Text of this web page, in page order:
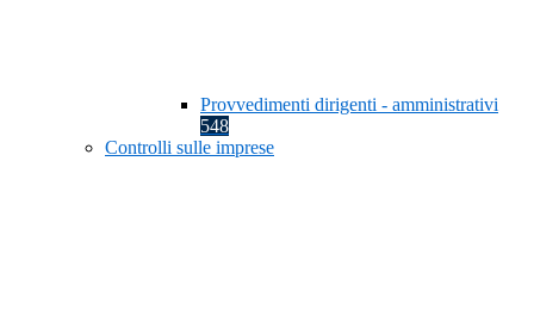
Provvedimenti dirigenti - amministrativi
548
Controlli sulle imprese